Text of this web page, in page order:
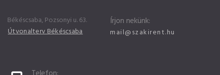
Békéscsaba, Pozsonyi u. 63.
Útvonalterv Békéscsaba
Írjon nekünk:
mail@szakirent.hu